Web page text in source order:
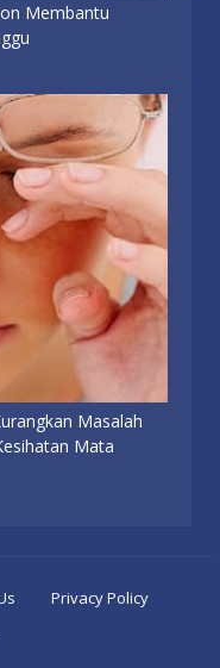
Membantu
Masalah
Mata
Privacy Policy